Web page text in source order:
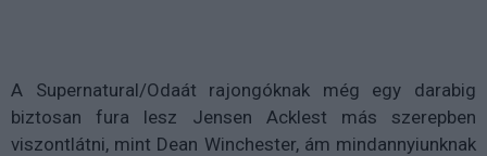
A Supernatural/Odaát rajongóknak még egy darabig
biztosan fura lesz Jensen Acklest más szerepben
viszontlátni, mint Dean Winchester, ám mindannyiunknak